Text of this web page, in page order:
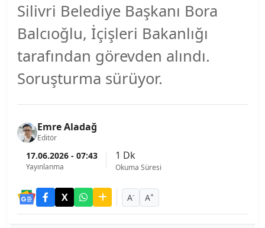
Silivri Belediye Başkanı Bora
Balcıoğlu, İçişleri Bakanlığı
tarafından görevden alındı.
Soruşturma sürüyor.
Emre Aladağ
Editör
17.06.2026 - 07:43
Yayınlanma
1 Dk
Okuma Süresi
A- A+